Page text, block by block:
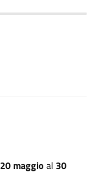
20 maggio al 30